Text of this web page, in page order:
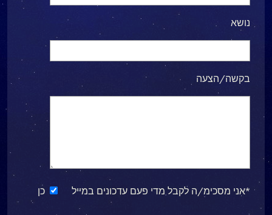
נושא
בקשה/הצעה
*אני מסכימ/ה לקבל מדי פעם עדכונים במייל כן